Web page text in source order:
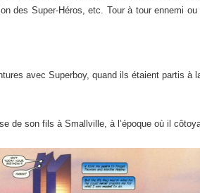
des Super-Héros, etc. Tour à tour ennemi
avec Superboy, quand ils étaient partis à
de son fils à Smallville, à l’époque où il